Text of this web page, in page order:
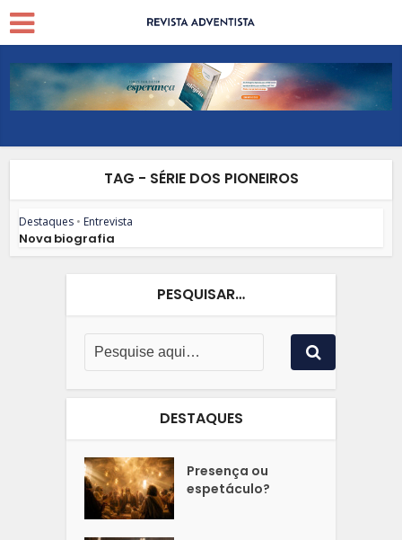
TAG - SÉRIE DOS PIONEIROS
Destaques • Entrevista
Nova biografia
PESQUISAR…
DESTAQUES
Presença ou
espetáculo?